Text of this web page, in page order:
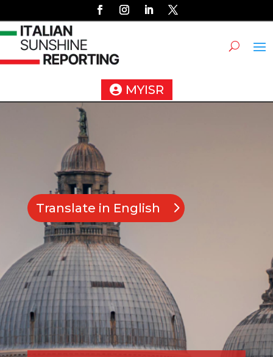
MYISR
Translate in English